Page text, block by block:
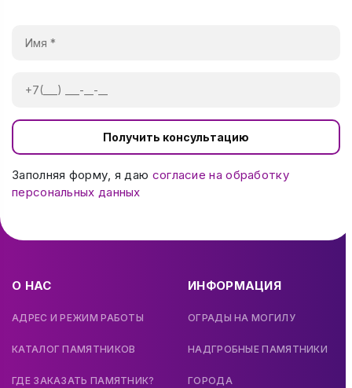
Получить консультацию
Заполняя форму, я даю согласие на обработку
персональных данных
О НАС
АДРЕС И РЕЖИМ РАБОТЫ
КАТАЛОГ ПАМЯТНИКОВ
ГДЕ ЗАКАЗАТЬ ПАМЯТНИК?
ИНФОРМАЦИЯ
ОГРАДЫ НА МОГИЛУ
НАДГРОБНЫЕ ПАМЯТНИКИ
ГОРОДА